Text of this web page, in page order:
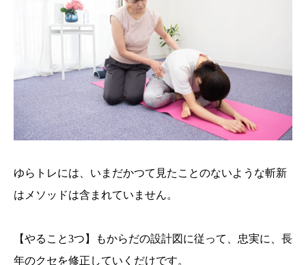
ゆらトレには、いまだかつて見たことのないような斬新
はメソッドは含まれていません。
【やること3つ】もからだの設計図に従って、忠実に、長
年のクセを修正していくだけです。